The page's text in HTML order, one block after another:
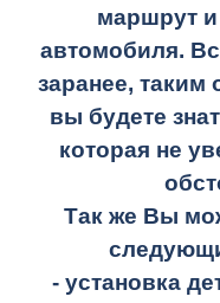
маршрут
автомобиля.
заранее, таким
вы будете
которая не
Так же Вы
- установка